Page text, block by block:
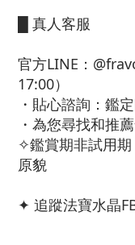
█ 真人客服
官方LINE：
17:00）
・貼心諮詢：鑑
・為您尋找和推
✧鑑賞期非試用
原貌
✦ 追蹤法寶水晶